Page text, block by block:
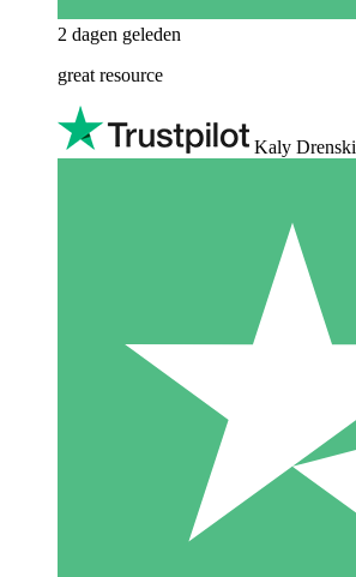
2 dagen geleden
great resource
Kaly Drenski